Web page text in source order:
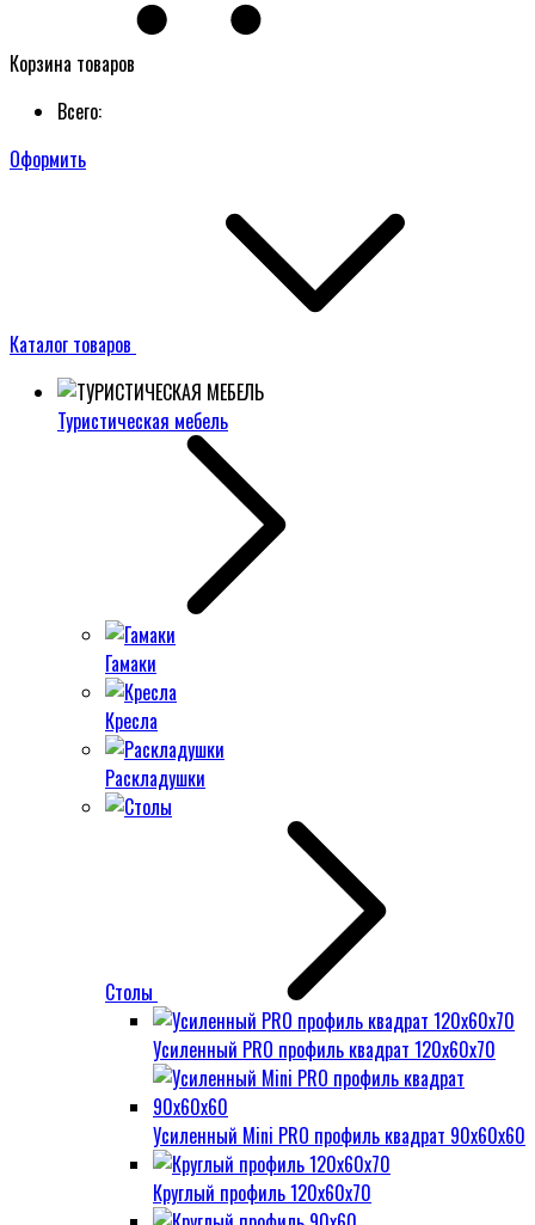
Корзина товаров
Всего:
Оформить
Каталог товаров
Туристическая мебель
Гамаки
Кресла
Раскладушки
Столы
Усиленный PRO профиль квадрат 120х60х70
Усиленный Mini PRO профиль квадрат 90х60х60
Круглый профиль 120х60х70